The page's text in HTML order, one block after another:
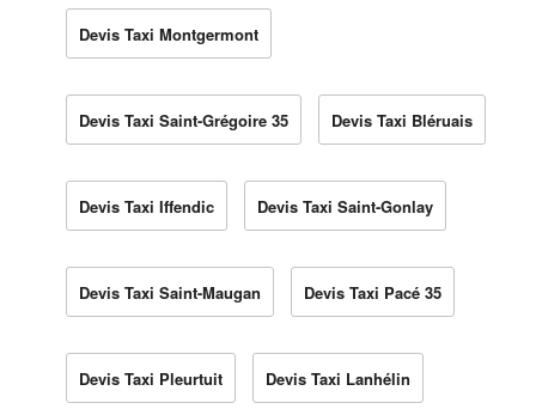
Devis Taxi Montgermont
Devis Taxi Saint-Grégoire 35 Devis Taxi Bléruais
Devis Taxi Iffendic Devis Taxi Saint-Gonlay
Devis Taxi Saint-Maugan Devis Taxi Pacé 35
Devis Taxi Pleurtuit Devis Taxi Lanhélin